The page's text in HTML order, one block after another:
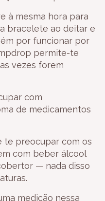
à mesma hora para
bracelete ao deitar e
por funcionar por
permite-te
vezes forem
com
de medicamentos
te preocupar com os
com beber álcool
— nada disso
medição nessa